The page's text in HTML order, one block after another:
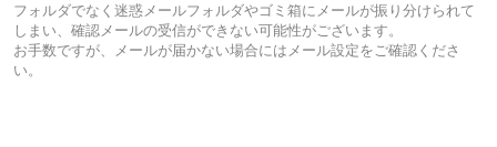
フォルダでなく迷惑メールフォルダやゴミ箱にメールが振り分けられて
しまい、確認メールの受信ができない可能性がございます。
お手数ですが、メールが届かない場合にはメール設定をご確認くださ
い。